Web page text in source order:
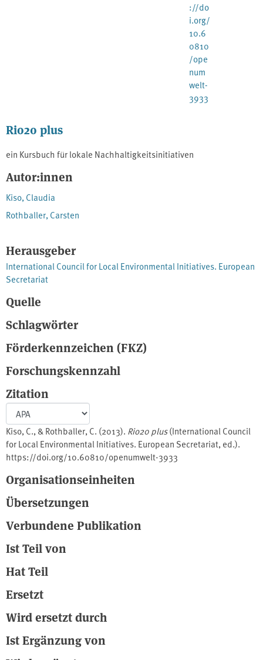
://do
i.org/
10.6
0810
/ope
num
welt-
3933
Rio20 plus
ein Kursbuch für lokale Nachhaltigkeitsinitiativen
Autor:innen
Kiso, Claudia
Rothballer, Carsten
Herausgeber
International Council for Local Environmental Initiatives. European
Secretariat
Quelle
Schlagwörter
Förderkennzeichen (FKZ)
Forschungskennzahl
Zitation
Kiso, C., & Rothballer, C. (2013). Rio20 plus(International Council
for Local Environmental Initiatives. European Secretariat, ed.).
https://doi.org/10.60810/openumwelt-3933
Organisationseinheiten
Übersetzungen
Verbundene Publikation
Ist Teil von
Hat Teil
Ersetzt
Wird ersetzt durch
Ist Ergänzung von